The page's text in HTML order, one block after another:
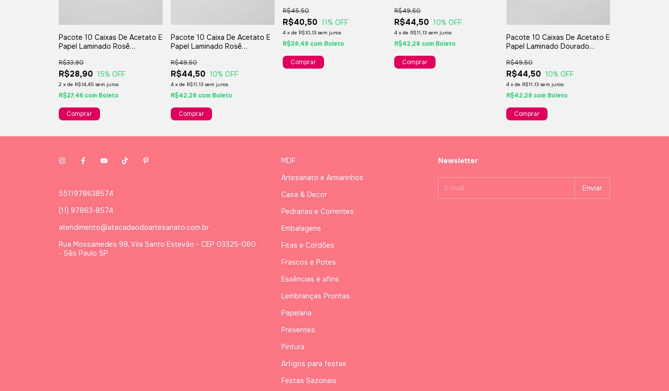
Pacote 10 Caixas De Acetato E
Papel Laminado Rosê
Megapaper4
R$28,90
R$33,90
15% OFF
2 x de R$14,45 sem juros
R$27,46 com Boleto
Pacote 10 Caixa De Acetato E
Papel Laminado Rosê
R$44,50
R$49,50
10% OFF
4 x de R$11,13 sem juros
R$42,28 com Boleto
R$40,50
R$45,50
11% OFF
4 x de R$10,13 sem juros
R$38,48 com Boleto
R$44,50
R$49,50
10% OFF
4 xde R$11,13 sem juros
R$42,28 com Boleto
Pacote 10 Caixas De Acetato E
Papel Laminado Dourado
R$44,50
R$49,50
10% OFF
4 xde R$11,13 sem juros
R$42,28 com Boleto
5511978638574
(11) 97863-8574
atendimento@atacadaodoartesanato.com.br
Rua Mossamedes 99, Vila Santo Estevão - CEP 03325-060
- São Paulo SP
MDF
Artesanato e Armarinhos
Casa & Decor
Pedrarias e Correntes
Embalagens
Fitas e Cordões
Frascos e Potes
Essências e afins
Lembranças Prontas
Papelaria
Presentes
Pintura
Artigos para festas
Festas Sazonais
Newsletter